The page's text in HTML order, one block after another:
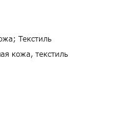
Текстиль
кожа, текстиль